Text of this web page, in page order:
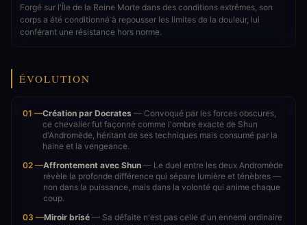
Forgé sur l'Île de la Reine Morte dans des conditions extrêmes, son
corps a été conditionné à repousser les limites de la douleur, lui
conférant une résistance hors norme.
ÉVOLUTION
01 —Création par Docrates — Convoqué par les forces obscures,
ce chevalier fut façonné comme l'ombre exacte de Shun
d'Andromède, héritant de ses techniques mais consumé par la
haine et la vengeance.
02 —Affrontement avec Shun — Le duel entre les deux Andromède
révèle la profonde différence qui sépare lumière et ténèbres —
non dans la puissance, mais dans la volonté qui anime chaque
coup.
03 —Miroir brisé — Sa défaite n'est pas celle d'un ennemi ordinaire